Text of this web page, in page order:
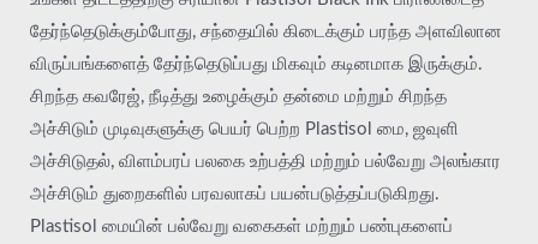
தேர்ந்தெடுக்கும்போது, சந்தையில் கிடைக்கும் பரந்த அளவிலான
விருப்பங்களைத் தேர்ந்தெடுப்பது மிகவும் கடினமாக இருக்கும்.
சிறந்த கவரேஜ், நீடித்து உழைக்கும் தன்மை மற்றும் சிறந்த
அச்சிடும் முடிவுகளுக்கு பெயர் பெற்ற Plastisol மை, ஜவுளி
அச்சிடுதல், விளம்பரப் பலகை உற்பத்தி மற்றும் பல்வேறு அலங்கார
அச்சிடும் துறைகளில் பரவலாகப் பயன்படுத்தப்படுகிறது.
Plastisol மையின் பல்வேறு வகைகள் மற்றும் பண்புகளைப்